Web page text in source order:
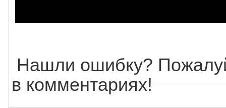
Нашли ошибку?
в комментариях!